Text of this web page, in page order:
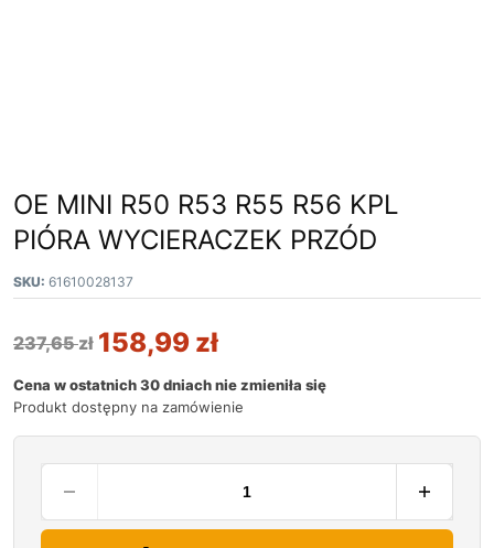
OE MINI R50 R53 R55 R56 KPL
PIÓRA WYCIERACZEK PRZÓD
SKU: 61610028137
237,65zł 158,99 zł
Cena w ostatnich 30 dniach nie zmieniła się
Produkt dostępny na zamówienie